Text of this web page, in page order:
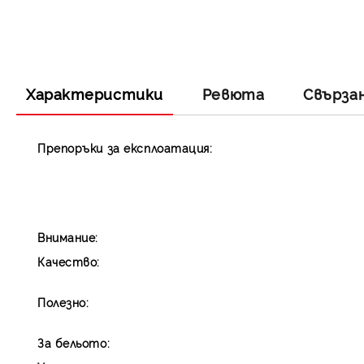
Характеристики Ревюта
Препоръки за експлоатация:
Внимание:
Качество:
Полезно:
За бельото: